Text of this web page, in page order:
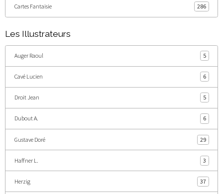
Cartes Fantaisie 286
Les Illustrateurs
Auger Raoul 5
Cavé Lucien 6
Droit Jean 5
Dubout A. 6
Gustave Doré 29
Haffner L. 3
Herzig 37